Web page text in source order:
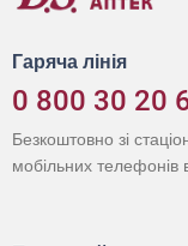
Гаряча лінія
0 800 30 20
Безкоштовно зі
мобільних телефонів